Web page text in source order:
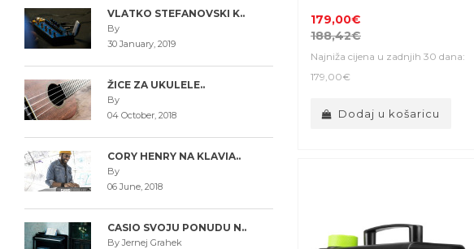
VLATKO STEFANOVSKI K..
By
30 January, 2019
ŽICE ZA UKULELE..
By
04 October, 2018
CORY HENRY NA KLAVIA..
By
06 June, 2018
CASIO SVOJU PONUDU N..
By Jernej Grahek
179,00€
188,42€
Najniža cijena u zadnjih 30 dana:
179,00€
Dodaj u košaricu